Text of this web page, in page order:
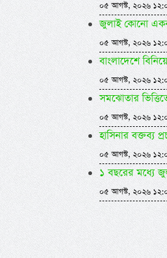
০৫ আগস্ট, ২০২৬
জুলাই কোনো একক
০৫ আগস্ট, ২০২৬
বাংলাদেশে
০৫ আগস্ট, ২০২৬
সমঝোতার
০৫ আগস্ট, ২০২৬
হাসিনার বক্তব্য
০৫ আগস্ট, ২০২৬
১ বছরের মধ্যে
০৫ আগস্ট, ২০২৬